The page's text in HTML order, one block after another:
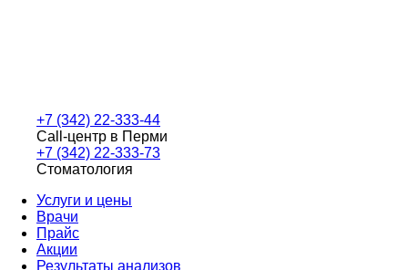
+7 (342) 22-333-44
Call-центр в Перми
+7 (342) 22-333-73
Стоматология
Услуги и цены
Врачи
Прайс
Акции
Результаты анализов